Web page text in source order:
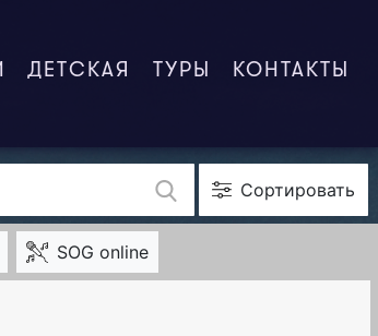
ДЕТСКАЯ ТУРЫ КОНТАКТЫ
Сортировать
SOG online